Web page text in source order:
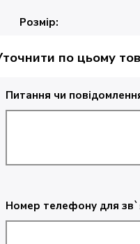
Розмір:
по цьому
Питання чи
Номер телефону для